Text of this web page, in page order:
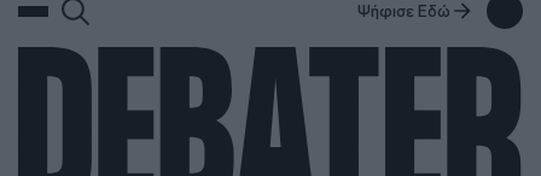
Ψήφισε Εδώ